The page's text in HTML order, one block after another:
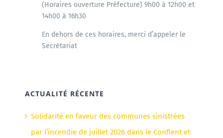
(Horaires ouverture Préfecture) 9h00 à 12h00 et
14h00 à 16h30
En dehors de ces horaires, merci d’appeler le
Secrétariat
ACTUALITÉ RÉCENTE
Solidarité en faveur des communes sinistrées
par l’incendie de juillet 2026 dans le Conflent et